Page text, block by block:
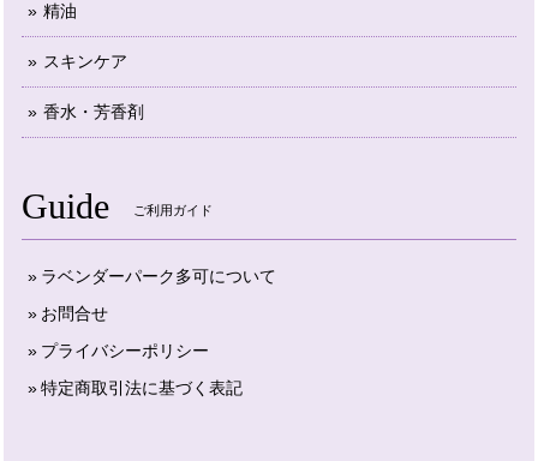
精油
スキンケア
香水・芳香剤
Guide ご利用ガイド
ラベンダーパーク多可について
お問合せ
プライバシーポリシー
特定商取引法に基づく表記